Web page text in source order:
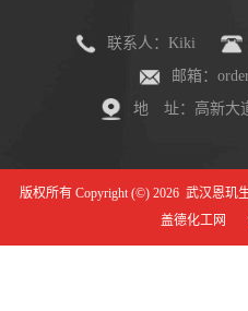
联系人：Kiki
邮箱：
地 址：高新大
版权所有 Copyright (©) 2026 武汉恩玑
盖德化工网